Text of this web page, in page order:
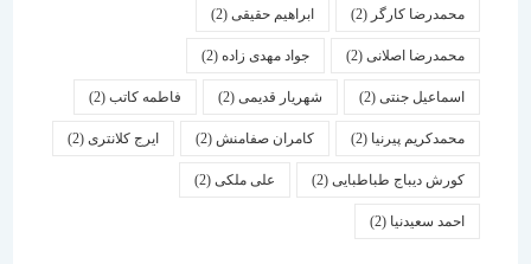
محمدرضا کارگر(2) ابراهیم حقیقی(2)
محمدرضا اصلانی(2) جواد مهدی زاده(2)
اسماعیل جنتی(2) شهریار قدیمی(2) فاطمه کاتب(2)
محمدکریم پیرنیا (2) کامران صفامنش(2) ایرج کلانتری (2)
کورش دیباج طباطبایی(2) علی ملکی(2)
احمد سعیدنیا (2)